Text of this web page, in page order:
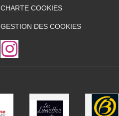
CHARTE COOKIES
GESTION DES COOKIES